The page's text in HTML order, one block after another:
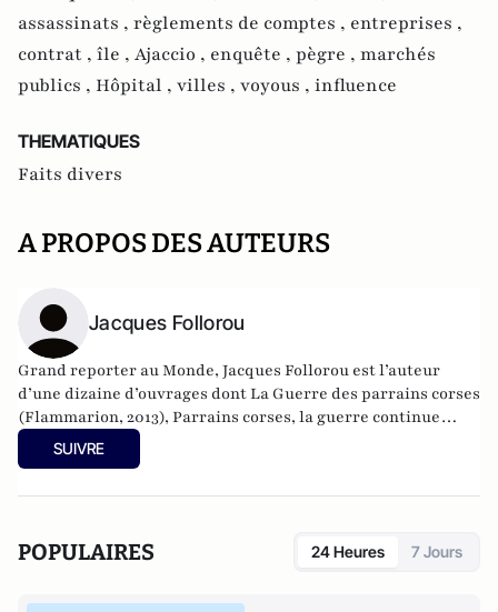
assassinats , règlements de comptes , entreprises ,
contrat , île , Ajaccio , enquête , pègre , marchés
publics , Hôpital , villes , voyous , influence
THEMATIQUES
Faits divers
A PROPOS DES AUTEURS
Jacques Follorou
Grand reporter au Monde, Jacques Follorou est l’auteur
d’une dizaine d’ouvrages dont La Guerre des parrains corses
(Flammarion, 2013), Parrains corses, la guerre continue
(Plon, 2019) et La Guerre secrète des espions (Plon, 2020).
SUIVRE
POPULAIRES 24 Heures 7 Jours